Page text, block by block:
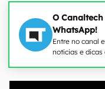
O
WhatsApp!
Entre no canal
notícias e